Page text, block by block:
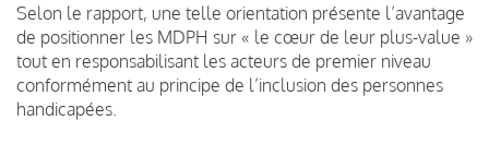
Selon le rapport, une telle orientation présente l’avantage
de positionner les MDPH sur « le cœur de leur plus-value »
tout en responsabilisant les acteurs de premier niveau
conformément au principe de l’inclusion des personnes
handicapées.